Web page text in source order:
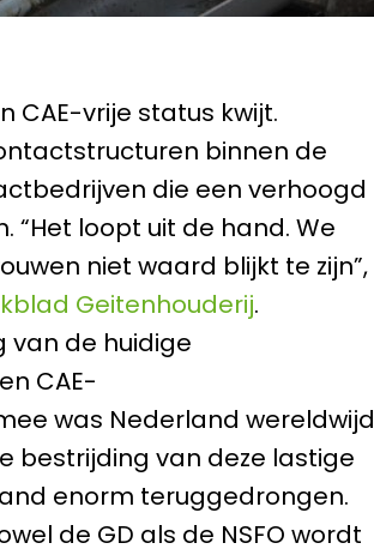
CAE-vrije status kwijt.
binnen de
die een verhoogd
“Het loopt uit de hand. We
niet waard blijkt te zijn”,
Geitenhouderij.
van de huidige
CAE-
was Nederland wereldwijd
bestrijding van deze lastige
enorm teruggedrongen.
de GD als de NSFO wordt